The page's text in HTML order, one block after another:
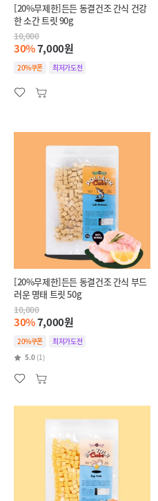
[20%무제한]든든 동결건조 간식 건강
한 소간 트릿 90g
10,000
30%7,000원
20%쿠폰 최저가도전
[20%무제한]든든 동결건조 간식 부드
러운 명태 트릿 50g
10,000
30%7,000원
20%쿠폰
최저가도전
5.0 (1)